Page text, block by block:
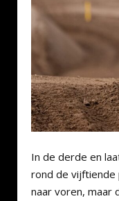
In de derde en
rond de vijftiende
naar voren, maar